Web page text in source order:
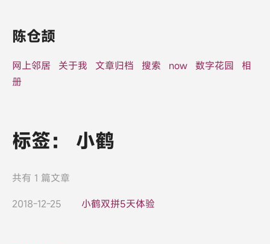
陈仓颉
网上邻居 关于我 文章归档 搜索 now 数字花园
相
册
标签： 小鹤
共有 1 篇文章
2018-12-25
小鹤双拼5天体验